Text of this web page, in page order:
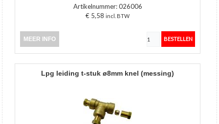
Artikelnummer:026006
€ 5,58 incl. BTW
MEER INFO
lpg leiding t-stuk ø8mm knel (messing)